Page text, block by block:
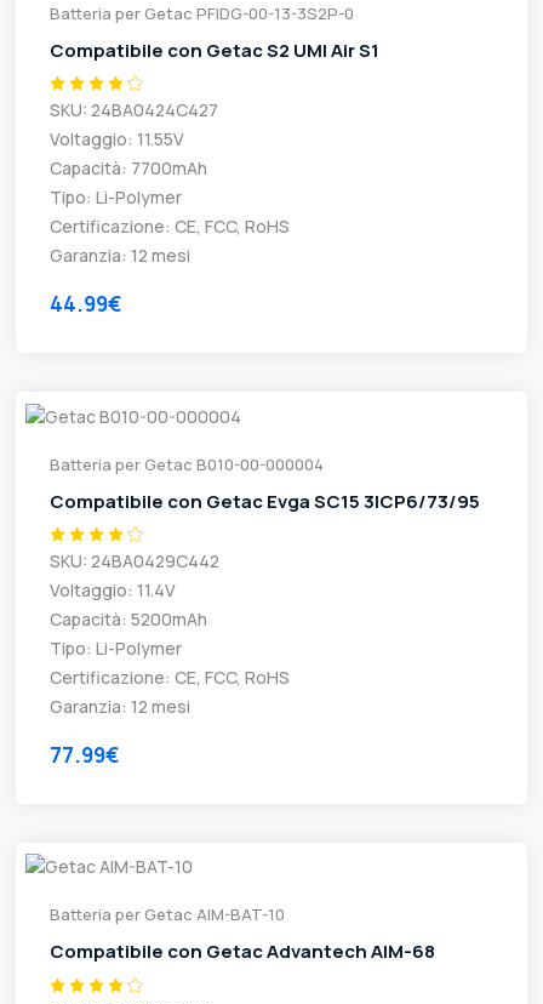
Batteria per Getac PFIDG-00-13-3S2P-0
Compatibile con Getac S2 UMI Air S1
SKU: 24BA0424C427
Voltaggio: 11.55V
Capacità: 7700mAh
Tipo: Li-Polymer
Certificazione: CE, FCC, RoHS
Garanzia: 12 mesi
44.99€
Batteria per Getac B010-00-000004
Compatibile con Getac Evga SC15 3ICP6/73/95
SKU: 24BA0429C442
Voltaggio: 11.4V
Capacità: 5200mAh
Tipo: Li-Polymer
Certificazione: CE, FCC, RoHS
Garanzia: 12 mesi
77.99€
Batteria per Getac AIM-BAT-10
Compatibile con Getac Advantech AIM-68